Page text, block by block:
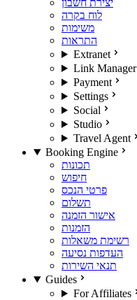
יצירת חשבון
לוח בקרה
משימות
התראות
Extranet
Link Manager
Payment
Settings
Social
Studio
Travel Agent
Booking Engine
תכונות
חיפוש
פרטי הנכס
תשלום
אישור הזמנה
הזמנות
רשימת משאלות
העדפות נסיעה
תנאי השירות
Guides
For Affiliates